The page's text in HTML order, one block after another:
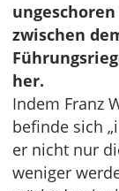
zwischen
her.
Indem Franz
befinde sich
er nicht nur
weniger